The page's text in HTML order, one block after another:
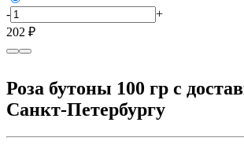
-
+
202 ₽
Роза бутоны 100 гр с
Санкт-Петербургу